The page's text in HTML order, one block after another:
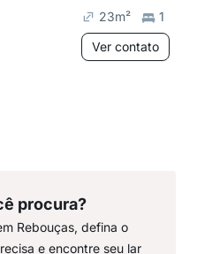
23m²
1
Ver contato
procura?
Rebouças, defina o
e encontre seu lar